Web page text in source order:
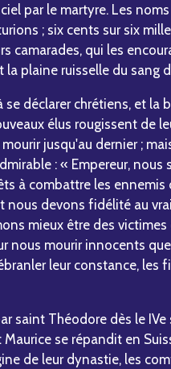
par le martyre. Les
; six cents sur six
camarades, qui les
plaine ruisselle du sang
déclarer chrétiens, et la
élus rougissent de
jusqu'au dernier ;
: « Empereur, nous
à combattre les ennemis
nous devons fidélité au
mieux être des victimes
nous mourir innocents
leur constance, les
saint Théodore dès le
se répandit en
de leur dynastie, les